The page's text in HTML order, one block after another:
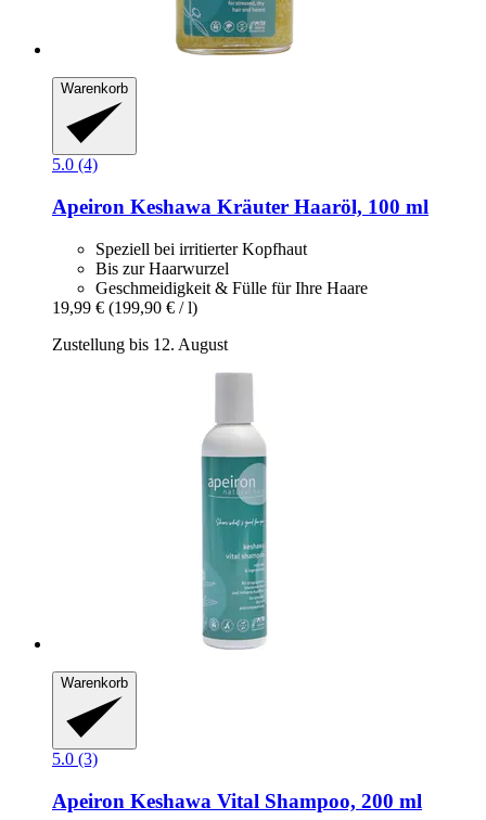
Warenkorb
5.0 (4)
Apeiron Keshawa Kräuter Haaröl, 100 ml
Speziell bei irritierter Kopfhaut
Bis zur Haarwurzel
Geschmeidigkeit & Fülle für Ihre Haare
19,99 € (199,90 € / l)
Zustellung bis 12. August
Warenkorb
5.0 (3)
Apeiron Keshawa Vital Shampoo, 200 ml